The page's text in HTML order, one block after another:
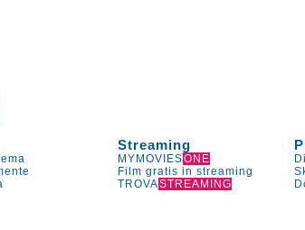
Streaming
MYMOVIESONE
Film gratis in streaming
TROVASTREAMING